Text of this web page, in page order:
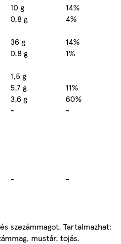
10 g
14%
0,8 g
4%
36 g
14%
0,8 g
1%
1,5 g
5,7 g
11%
3,6 g
60%
- -
- -
szezámmagot. Tartalmazhat:
mustár, tojás.